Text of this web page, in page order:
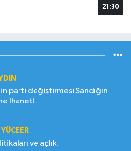
21:30
parti değiştirmesi Sandığın
İhanet!
ve açlık.